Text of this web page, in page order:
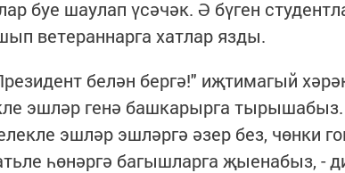
буе шаулап үсәчәк. Ә бүген
ветераннарга хатлар язды.
белән бергә!" иҗтимагый
эшләр генә башкарырга тырышабыз.
эшләр эшләргә әзер без, чөнки
һөнәргә багышларга җыенабыз, -